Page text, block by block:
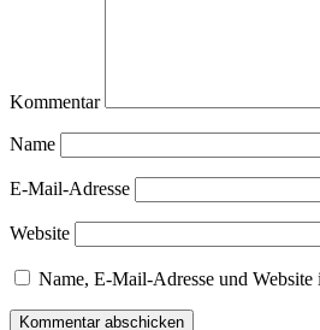
Kommentar
Name
E-Mail-Adresse
Website
Name, E-Mail-Adresse und